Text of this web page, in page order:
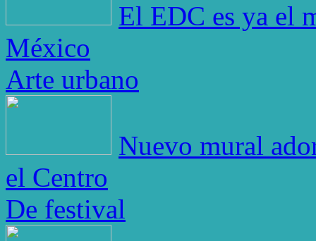
El EDC es ya el
México
Arte urbano
Nuevo mural
el Centro
De festival